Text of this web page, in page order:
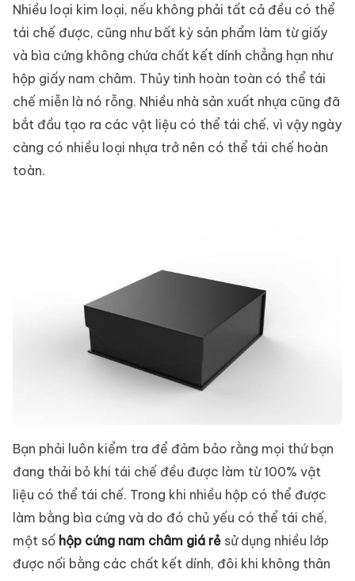
Nhiều loại kim loại, nếu không phải tất cả đều có thể
tái chế được, cũng như bất kỳ sản phẩm làm từ giấy
và bìa cứng không chứa chất kết dính chẳng hạn như
hộp giấy nam châm. Thủy tinh hoàn toàn có thể tái
chế miễn là nó rỗng. Nhiều nhà sản xuất nhựa cũng đã
bắt đầu tạo ra các vật liệu có thể tái chế, vì vậy ngày
càng có nhiều loại nhựa trở nên có thể tái chế hoàn
toàn.
Bạn phải luôn kiểm tra để đảm bảo rằng mọi thứ bạn
đang thải bỏ khi tái chế đều được làm từ 100% vật
liệu có thể tái chế. Trong khi nhiều hộp có thể được
làm bằng bìa cứng và do đó chủ yếu có thể tái chế,
một số hộp cứng nam châm giá rẻ sử dụng nhiều lớp
được nối bằng các chất kết dính, đôi khi không thân